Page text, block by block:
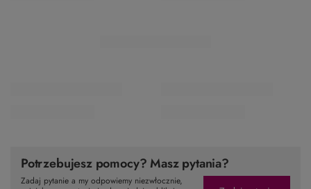
Potrzebujesz pomocy? Masz pytania?
Zadaj pytanie a my odpowiemy niezwłocznie,